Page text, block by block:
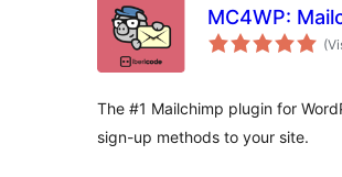
MC4WP:
The #1 Mailchimp plugin for
sign-up methods to your site.